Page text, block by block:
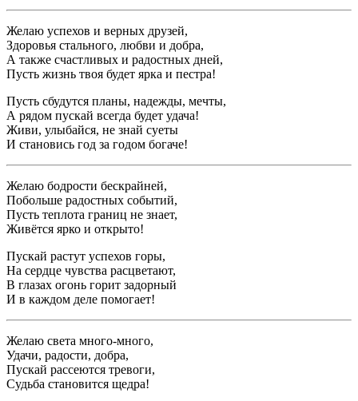
Желаю успехов и верных друзей,
Здоровья стального, любви и добра,
А также счастливых и радостных дней,
Пусть жизнь твоя будет ярка и пестра!
Пусть сбудутся планы, надежды, мечты,
А рядом пускай всегда будет удача!
Живи, улыбайся, не знай суеты
И становись год за годом богаче!
Желаю бодрости бескрайней,
Побольше радостных событий,
Пусть теплота границ не знает,
Живётся ярко и открыто!
Пускай растут успехов горы,
На сердце чувства расцветают,
В глазах огонь горит задорный
И в каждом деле помогает!
Желаю света много-много,
Удачи, радости, добра,
Пускай рассеются тревоги,
Судьба становится щедра!